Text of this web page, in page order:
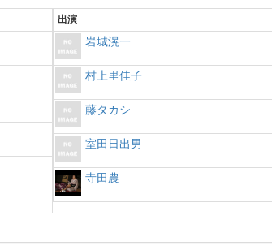
出演
岩城滉一
村上里佳子
藤タカシ
室田日出男
寺田農